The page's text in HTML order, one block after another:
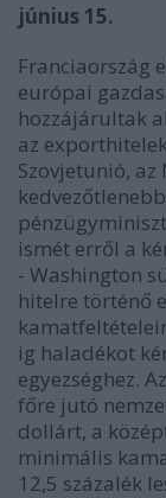
június 15.
Franciaország
európai
hozzájárultak
az
Szovjetunió, az
ismét erről a
- Washington
hitelre történő
ig haladékot
egyezséghez.
főre jutó
dollárt, a
minimális
12,5 százalék